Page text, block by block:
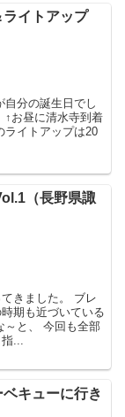
イトアップ
自分の誕生日でし
↑お昼に清水寺到着
ライトアップは20
（長野県諏
きました。 ブレ
期も近づいている
～と、 今回も全部
...
キューに行き